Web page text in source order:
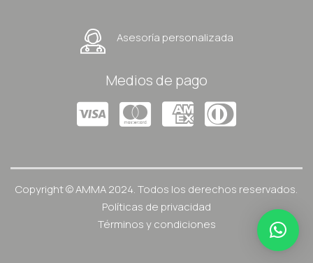
Asesoría personalizada
Medios de pago
Copyright © AMMA 2024. Todos los derechos reservados.
Políticas de privacidad
Términos y condiciones